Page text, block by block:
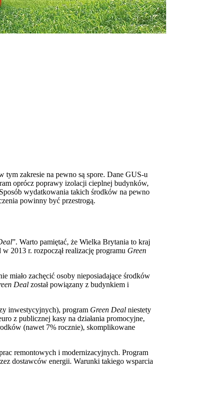
tym zakresie na pewno są spore. Dane GUS-u
oprócz poprawy izolacji cieplnej budynków,
wydatkowania takich środków na pewno
powinny być przestrogą.
”. Warto pamiętać, że Wielka Brytania to kraj
2013 r. rozpoczął realizację programu Green
miało zachęcić osoby nieposiadające środków
Deal został powiązany z budynkiem i
inwestycyjnych), program Green Deal niestety
z publicznej kasy na działania promocyjne,
(nawet 7% rocznie), skomplikowane
remontowych i modernizacyjnych. Program
dostawców energii. Warunki takiego wsparcia